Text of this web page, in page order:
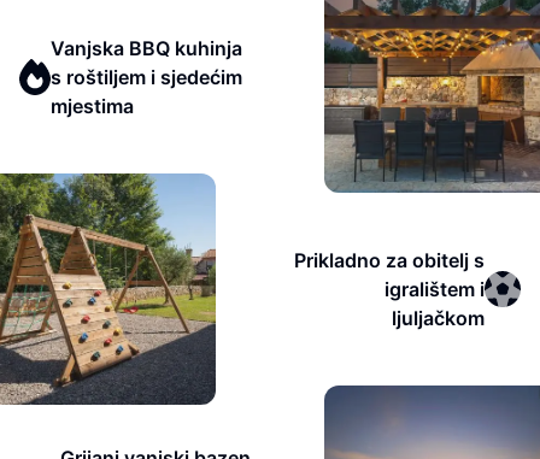
Vanjska BBQ kuhinja
s roštiljem i sjedećim
mjestima
Prikladno za obitelj s
igralištem i
ljuljačkom